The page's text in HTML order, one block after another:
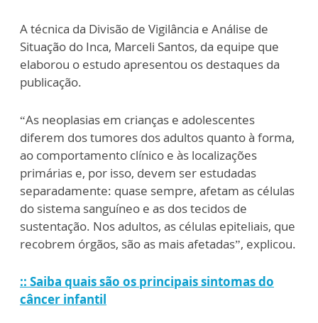
A técnica da Divisão de Vigilância e Análise de
Situação do Inca, Marceli Santos, da equipe que
elaborou o estudo apresentou os destaques da
publicação.
“As neoplasias em crianças e adolescentes
diferem dos tumores dos adultos quanto à forma,
ao comportamento clínico e às localizações
primárias e, por isso, devem ser estudadas
separadamente: quase sempre, afetam as células
do sistema sanguíneo e as dos tecidos de
sustentação. Nos adultos, as células epiteliais, que
recobrem órgãos, são as mais afetadas”, explicou.
:: Saiba quais são os principais sintomas do
câncer infantil